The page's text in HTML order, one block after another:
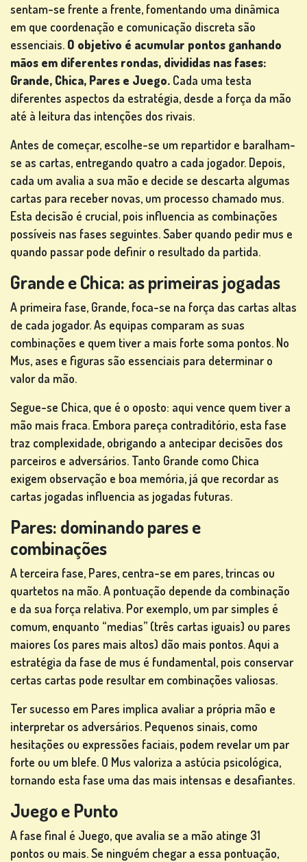
JOGOS DE
TABULEIRO
OUTROS
JOGOS
JOGOS
DE
PÔQUER
JOGOS
DE SLOT
MACHINE
REGISTA-
TE
CONECTE-
SE
CLASSIFICAÇÃO
IDIOMA
sentam-se frente a frente, fomentando uma dinâmica
em que coordenação e comunicação discreta são
essenciais. O objetivo é acumular pontos ganhando
mãos em diferentes rondas, divididas nas fases:
Grande, Chica, Pares e Juego. Cada uma testa
diferentes aspectos da estratégia, desde a força da mão
até à leitura das intenções dos rivais.
Antes de começar, escolhe-se um repartidor e baralham-
se as cartas, entregando quatro a cada jogador. Depois,
cada um avalia a sua mão e decide se descarta algumas
cartas para receber novas, um processo chamado mus.
Esta decisão é crucial, pois influencia as combinações
possíveis nas fases seguintes. Saber quando pedir mus e
quando passar pode definir o resultado da partida.
Grande e Chica: as primeiras jogadas
A primeira fase, Grande, foca-se na força das cartas altas
de cada jogador. As equipas comparam as suas
combinações e quem tiver a mais forte soma pontos. No
Mus, ases e figuras são essenciais para determinar o
valor da mão.
Segue-se Chica, que é o oposto: aqui vence quem tiver a
mão mais fraca. Embora pareça contraditório, esta fase
traz complexidade, obrigando a antecipar decisões dos
parceiros e adversários. Tanto Grande como Chica
exigem observação e boa memória, já que recordar as
cartas jogadas influencia as jogadas futuras.
Pares: dominando pares e
combinações
A terceira fase, Pares, centra-se em pares, trincas ou
quartetos na mão. A pontuação depende da combinação
e da sua força relativa. Por exemplo, um par simples é
comum, enquanto “medias” (três cartas iguais) ou pares
maiores (os pares mais altos) dão mais pontos. Aqui a
estratégia da fase de mus é fundamental, pois conservar
certas cartas pode resultar em combinações valiosas.
Ter sucesso em Pares implica avaliar a própria mão e
interpretar os adversários. Pequenos sinais, como
hesitações ou expressões faciais, podem revelar um par
forte ou um blefe. O Mus valoriza a astúcia psicológica,
tornando esta fase uma das mais intensas e desafiantes.
Juego e Punto
A fase final é Juego, que avalia se a mão atinge 31
pontos ou mais. Se ninguém chegar a essa pontuação,